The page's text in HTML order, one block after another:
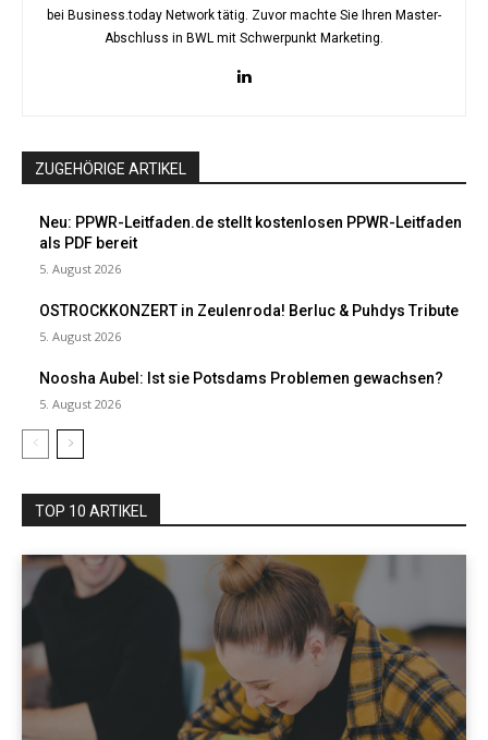
bei Business.today Network tätig. Zuvor machte Sie Ihren Master-
Abschluss in BWL mit Schwerpunkt Marketing.
ZUGEHÖRIGE ARTIKEL
Neu: PPWR-Leitfaden.de stellt kostenlosen PPWR-Leitfaden
als PDF bereit
5. August 2026
OSTROCKKONZERT in Zeulenroda! Berluc & Puhdys Tribute
5. August 2026
Noosha Aubel: Ist sie Potsdams Problemen gewachsen?
5. August 2026
TOP 10 ARTIKEL